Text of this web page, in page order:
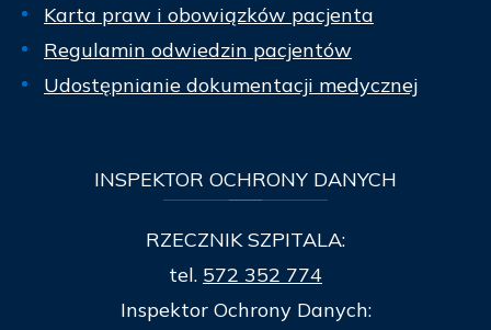
Karta praw i obowiązków pacjenta
Regulamin odwiedzin pacjentów
Udostępnianie dokumentacji medycznej
INSPEKTOR OCHRONY DANYCH
RZECZNIK SZPITALA:
tel. 572 352 774
Inspektor Ochrony Danych: